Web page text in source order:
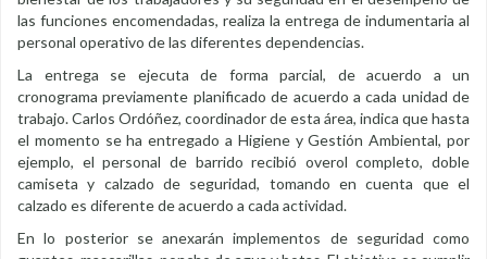
las funciones encomendadas, realiza la entrega de indumentaria al
personal operativo de las diferentes dependencias.
La entrega se ejecuta de forma parcial, de acuerdo a un
cronograma previamente planificado de acuerdo a cada unidad de
trabajo. Carlos Ordóñez, coordinador de esta área, indica que hasta
el momento se ha entregado a Higiene y Gestión Ambiental, por
ejemplo, el personal de barrido recibió overol completo, doble
camiseta y calzado de seguridad, tomando en cuenta que el
calzado es diferente de acuerdo a cada actividad.
En lo posterior se anexarán implementos de seguridad como